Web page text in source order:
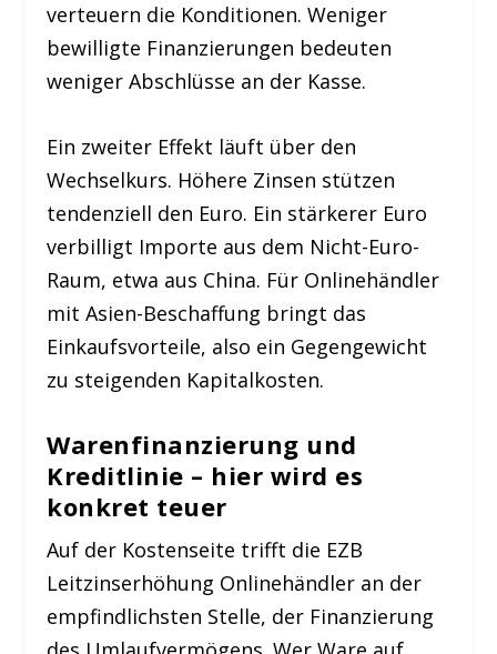
verteuern die Konditionen. Weniger
bewilligte Finanzierungen bedeuten
weniger Abschlüsse an der Kasse.
Ein zweiter Effekt läuft über den
Wechselkurs. Höhere Zinsen stützen
tendenziell den Euro. Ein stärkerer Euro
verbilligt Importe aus dem Nicht-Euro-
Raum, etwa aus China. Für Onlinehändler
mit Asien-Beschaffung bringt das
Einkaufsvorteile, also ein Gegengewicht
zu steigenden Kapitalkosten.
Warenfinanzierung und
Kreditlinie – hier wird es
konkret teuer
Auf der Kostenseite trifft die EZB
Leitzinserhöhung Onlinehändler an der
empfindlichsten Stelle, der Finanzierung